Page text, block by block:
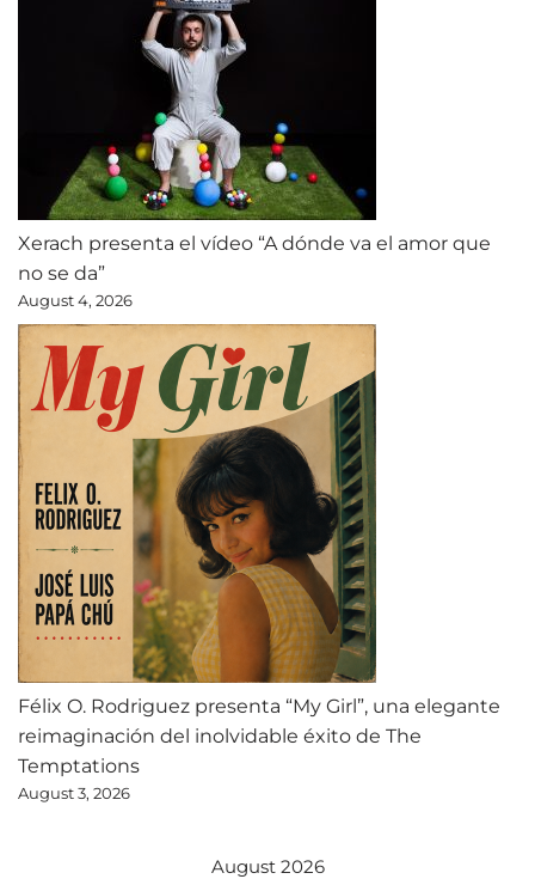
Xerach presenta el vídeo “A dónde va el amor que
no se da”
August 4, 2026
Félix O. Rodriguez presenta “My Girl”, una elegante
reimaginación del inolvidable éxito de The
Temptations
August 3, 2026
August 2026